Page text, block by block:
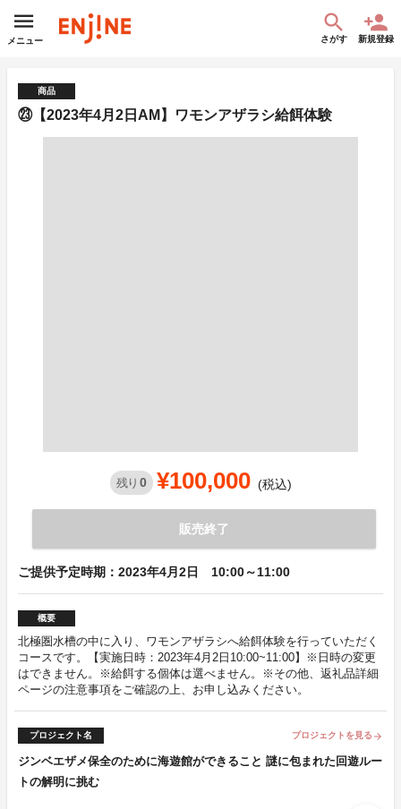
メニュー さがす 新規登録
商品
㉓【2023年4月2日AM】ワモンアザラシ給餌体験
残り 0 ¥100,000 (税込)
販売終了
ご提供予定時期：2023年4月2日 10:00～11:00
概要
北極圏水槽の中に入り、ワモンアザラシへ給餌体験を行っていただく
コースです。【実施日時：2023年4月2日10:00~11:00】※日時の変更
はできません。※給餌する個体は選べません。※その他、返礼品詳細
ページの注意事項をご確認の上、お申し込みください。
プロジェクト名 プロジェクトを見る arrow_forward
ジンベエザメ保全のために海遊館ができること 謎に包まれた回遊ルー
トの解明に挑む